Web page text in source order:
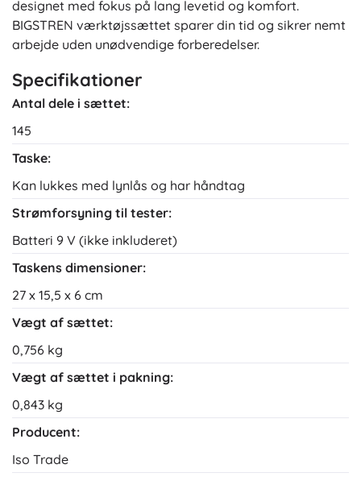
designet med fokus på lang levetid og komfort.
BIGSTREN værktøjssættet sparer din tid og sikrer nemt
arbejde uden unødvendige forberedelser.
Specifikationer
Antal dele i sættet:
145
Taske:
Kan lukkes med lynlås og har håndtag
Strømforsyning til tester:
Batteri 9 V (ikke inkluderet)
Taskens dimensioner:
27 x 15,5 x 6 cm
Vægt af sættet:
0,756 kg
Vægt af sættet i pakning:
0,843 kg
Producent:
Iso Trade